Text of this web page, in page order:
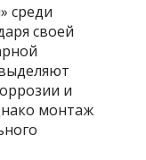
среди
своей
и
монтаж